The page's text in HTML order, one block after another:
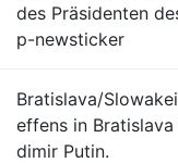
des Präsidenten
p-newsticker
Bratislava/
effens in Bratislava
dimir Putin.